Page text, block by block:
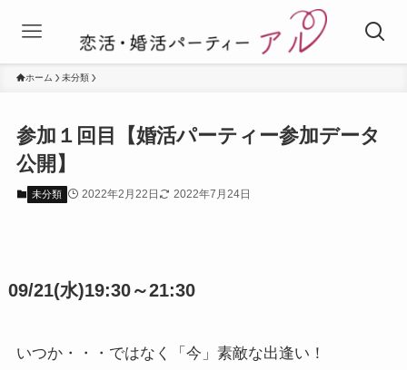
ホーム 未分類
参加１回目【婚活パーティー参加データ
公開】
未分類 2022年2月22日 2022年7月24日
09/21(水)19:30～21:30
いつか・・・ではなく「今」素敵な出逢い！